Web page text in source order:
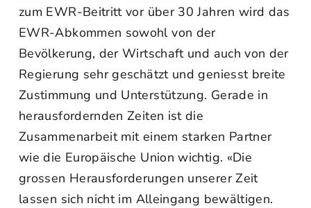
zum EWR-Beitritt vor über 30 Jahren wird das
EWR-Abkommen sowohl von der
Bevölkerung, der Wirtschaft und auch von der
Regierung sehr geschätzt und geniesst breite
Zustimmung und Unterstützung. Gerade in
herausfordernden Zeiten ist die
Zusammenarbeit mit einem starken Partner
wie die Europäische Union wichtig. «Die
grossen Herausforderungen unserer Zeit
lassen sich nicht im Alleingang bewältigen.